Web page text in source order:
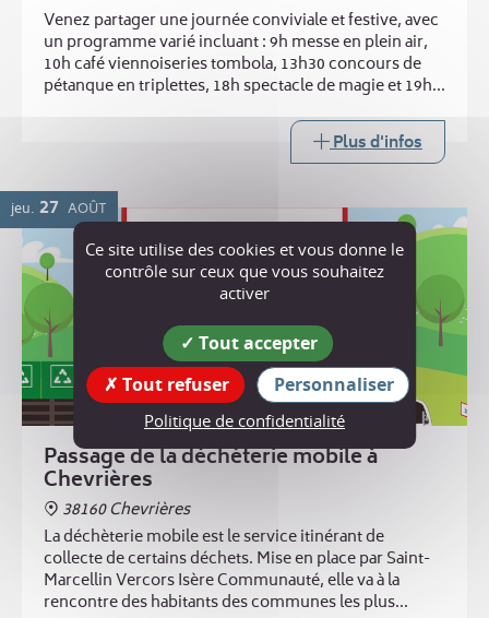
Venez partager une journée conviviale et festive, avec
un programme varié incluant : 9h messe en plein air,
10h café viennoiseries tombola, 13h30 concours de
pétanque en triplettes, 18h spectacle de magie et 19h
Plus d'infos
jeu. 27 AOÛT
Passage de la déchèterie mobile à
Chevrières
38160 Chevrières
La déchèterie mobile est le service itinérant de
collecte de certains déchets. Mise en place par Saint-
Marcellin Vercors Isère Communauté, elle va à la
rencontre des habitants des communes les plus
Ce site utilise des cookies et vous donne le
contrôle sur ceux que vous souhaitez
activer
Tout accepter
Tout refuser
Personnaliser
Politique de confidentialité